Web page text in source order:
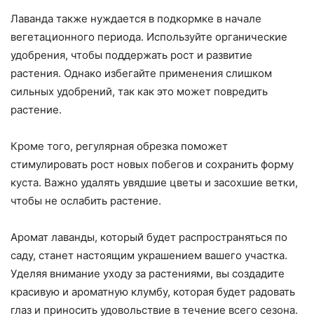
Лаванда также нуждается в подкормке в начале
вегетационного периода. Используйте органические
удобрения, чтобы поддержать рост и развитие
растения. Однако избегайте применения слишком
сильных удобрений, так как это может повредить
растение.
Кроме того, регулярная обрезка поможет
стимулировать рост новых побегов и сохранить форму
куста. Важно удалять увядшие цветы и засохшие ветки,
чтобы не ослабить растение.
Аромат лаванды, который будет распространяться по
саду, станет настоящим украшением вашего участка.
Уделяя внимание уходу за растениями, вы создадите
красивую и ароматную клумбу, которая будет радовать
глаз и приносить удовольствие в течение всего сезона.